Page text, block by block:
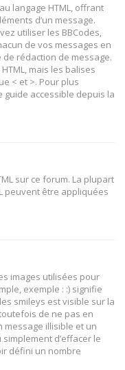
langage HTML, offrant
d’un message.
utiliser les BBCodes,
de vos messages en
rédaction de message.
mais les balises
< et >. Pour plus
guide accessible depuis la
sur ce forum. La plupart
peuvent être appliquées
images utilisées pour
exemple : :) signifie
smileys est visible sur la
de ne pas en
illisible et un
d’effacer le
défini un nombre